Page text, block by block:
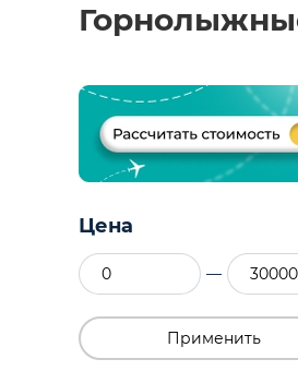
Цена
—
Применить